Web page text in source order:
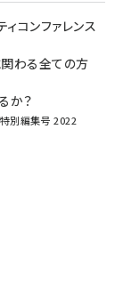
コンファレンス
わる全ての方
か？
別編集号 2022